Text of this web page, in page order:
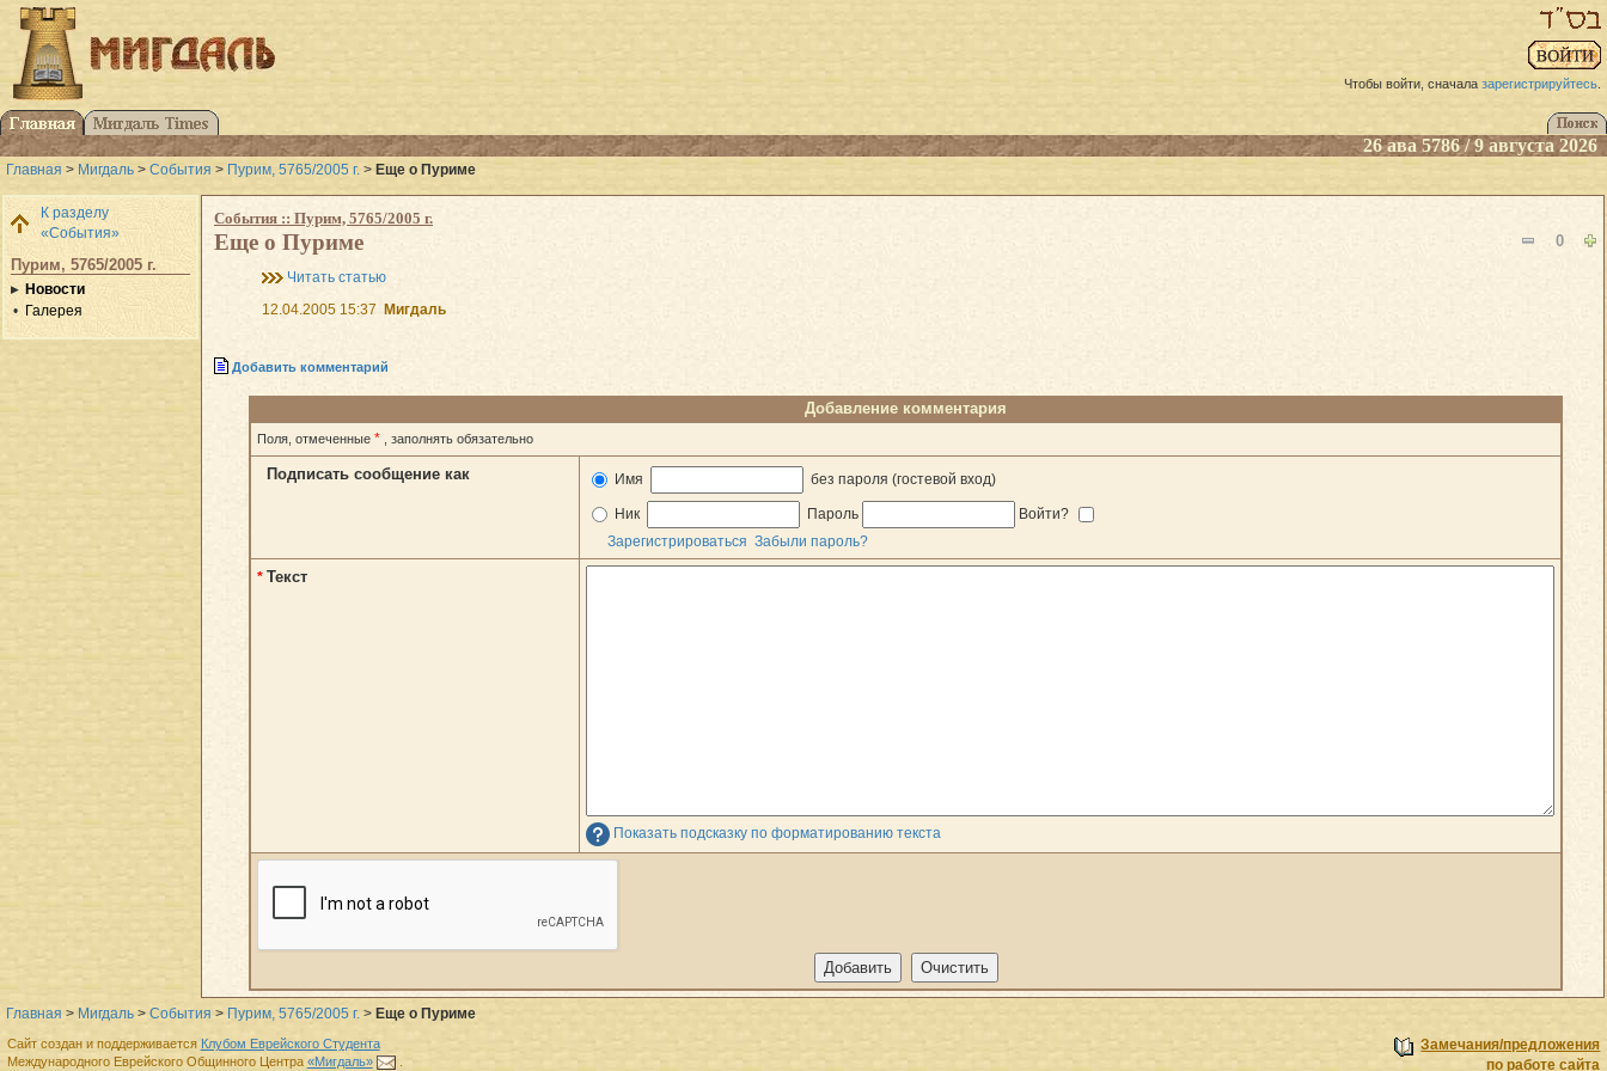
Чтобы войти, сначала зарегистрируйтесь.
26 ава 5786 / 9 августа 2026
Главная > Мигдаль > События > Пурим, 5765/2005 г. > Еще о Пуриме
К разделу
«События»
Пурим, 5765/2005 г.
Новости
Галерея
События :: Пурим, 5765/2005 г.
0
Еще о Пуриме
Читать статью
12.04.2005 15:37 Мигдаль
Добавить комментарий
Добавление комментария
Поля, отмеченные * , заполнять обязательно
Подписать сообщение как Имя без пароля (гостевой вход)
Ник Пароль
Войти?
Зарегистрироваться Забыли пароль?
* Текст
Показать подсказку по форматированию текста
Главная > Мигдаль > События > Пурим, 5765/2005 г. > Еще о Пуриме
Замечания/предложения
по работе сайта
Сайт создан и поддерживается Клубом Еврейского Студента
Международного Еврейского Общинного Центра «Мигдаль»